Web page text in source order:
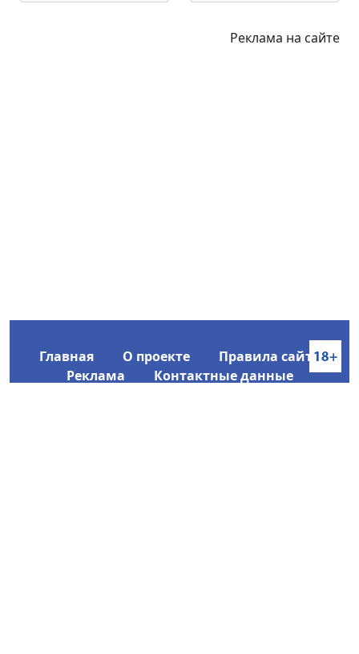
Реклама на сайте
Главная О проекте
Правила сайта
Реклама
Контактные данные